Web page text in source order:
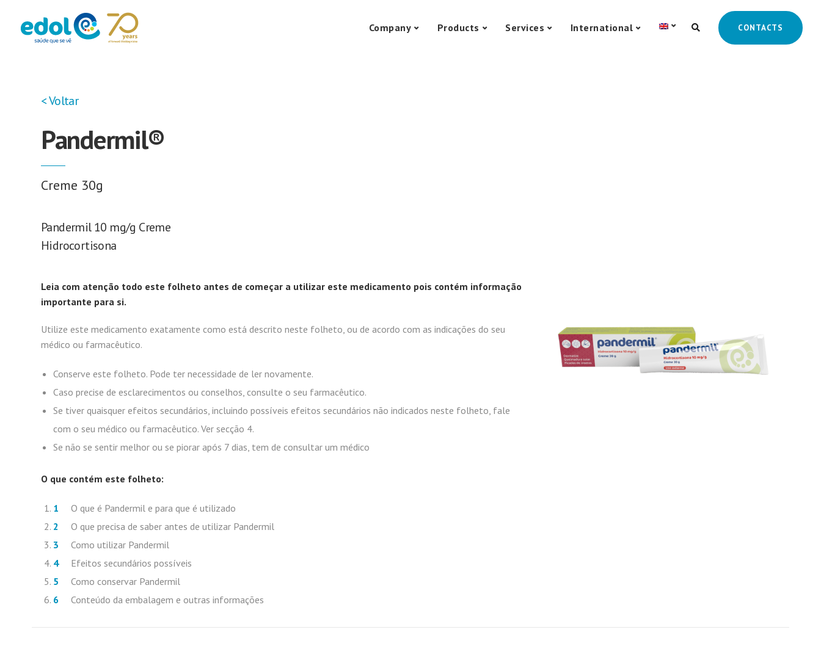
Company Products Services International CONTACTS
< Voltar
Pandermil®
Creme 30g
Pandermil 10 mg/g Creme
Hidrocortisona
Leia com atenção todo este folheto antes de começar a utilizar este medicamento pois contém informação
importante para si.
Utilize este medicamento exatamente como está descrito neste folheto, ou de acordo com as indicações do seu
médico ou farmacêutico.
Conserve este folheto. Pode ter necessidade de ler novamente.
Caso precise de esclarecimentos ou conselhos, consulte o seu farmacêutico.
Se tiver quaisquer efeitos secundários, incluindo possíveis efeitos secundários não indicados neste folheto, fale
com o seu médico ou farmacêutico. Ver secção 4.
Se não se sentir melhor ou se piorar após 7 dias, tem de consultar um médico
O que contém este folheto:
O que é Pandermil e para que é utilizado
O que precisa de saber antes de utilizar Pandermil
Como utilizar Pandermil
Efeitos secundários possíveis
Como conservar Pandermil
Conteúdo da embalagem e outras informações